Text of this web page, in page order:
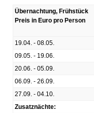
Übernachtung, Frühstück
Preis in Euro pro Person
19.04. - 08.05.
09.05. - 19.06.
20.06. - 05.09.
06.09. - 26.09.
27.09. - 04.10.
Zusatznächte: